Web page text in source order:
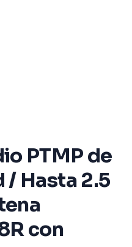
PTMP de
Hasta 2.5
con